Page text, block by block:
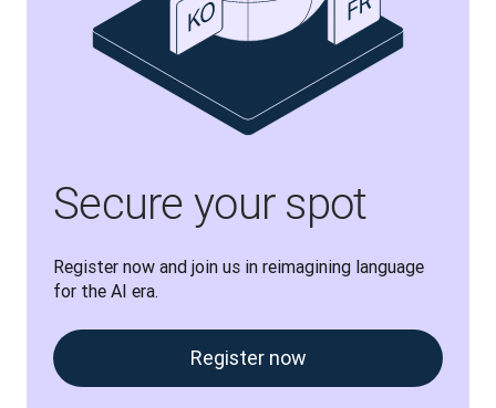
Secure your spot
Register now and join us in reimagining language
for the AI era.
Register now